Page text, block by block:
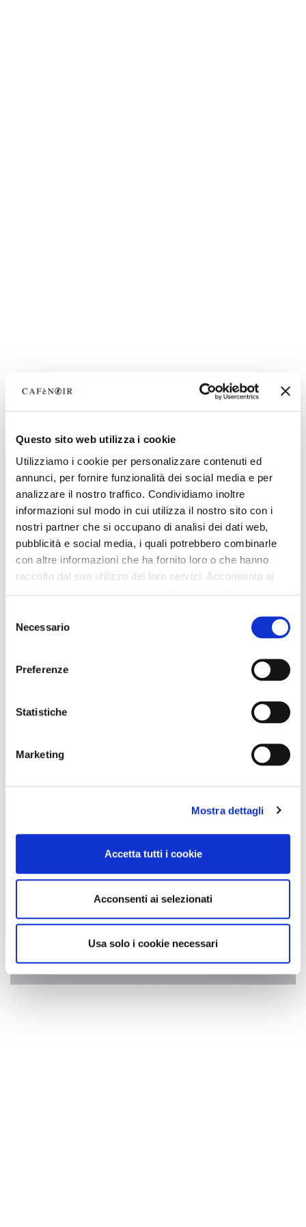
Questo sito web utilizza i cookie
Utilizziamo i cookie per personalizzare contenuti ed
annunci, per fornire funzionalità dei social media e per
analizzare il nostro traffico. Condividiamo inoltre
informazioni sul modo in cui utilizza il nostro sito con i
nostri partner che si occupano di analisi dei dati web,
pubblicità e social media, i quali potrebbero combinarle
con altre informazioni che ha fornito loro o che hanno
raccolto dal suo utilizzo dei loro servizi. Acconsenta ai
delNecessario
Preferenze
Statistiche
Marketing
Mostra dettagli
Accetta tutti i cookie
Acconsenti ai selezionati
Usa solo i cookie necessari